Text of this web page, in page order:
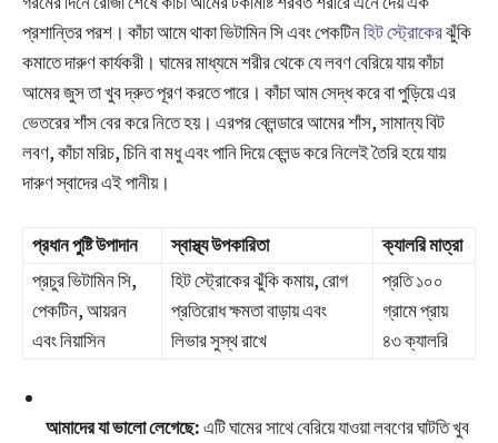
প্রশান্তির পরশ। কাঁচা আমে থাকা ভিটামিন সি এবং পেকটিনহিট স্ট্রোকেরঝুঁকি
কমাতে দারুণ কার্যকরী। ঘামের মাধ্যমে শরীর থেকে যে লবণ বেরিয়ে যায় কাঁচা
আমের জুস তা খুব দ্রুত পূরণ করতে পারে। কাঁচা আম সেদ্ধ করে বা পুড়িয়ে এর
ভেতরের শাঁস বের করে নিতে হয়। এরপর ব্লেন্ডারে আমের শাঁস, সামান্য বিট
লবণ, কাঁচা মরিচ, চিনি বা মধু এবং পানি দিয়ে ব্লেন্ড করে নিলেই তৈরি হয়ে যায়
দারুণ স্বাদের এই পানীয়।
প্রধান পুষ্টি উপাদান স্বাস্থ্য উপকারিতা
ক্যালরি মাত্রা
প্রচুর ভিটামিন সি,
পেকটিন, আয়রন
এবং নিয়াসিন
হিট স্ট্রোকের ঝুঁকি কমায়, রোগ
প্রতিরোধ ক্ষমতা বাড়ায় এবং
লিভার সুস্থ রাখে
প্রতি ১০০
গ্রামে প্রায়
৪৩ ক্যালরি
আমাদের যা ভালো লেগেছে:এটি ঘামের সাথে বেরিয়ে যাওয়া লবণের ঘাটতি খুব